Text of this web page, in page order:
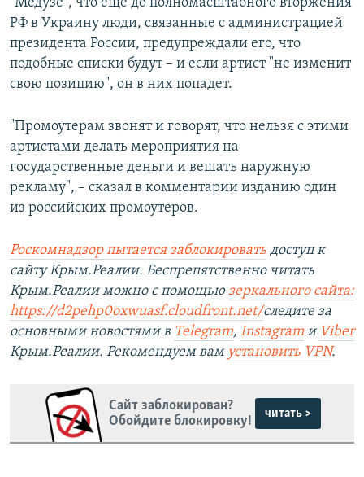
"Медузе", что еще до полномасштабного вторжения
РФ в Украину люди, связанные с администрацией
президента России, предупреждали его, что
подобные списки будут – и если артист "не изменит
свою позицию", он в них попадет.
"Промоутерам звонят и говорят, что нельзя с этими
артистами делать мероприятия на
государственные деньги и вешать наружную
рекламу", – сказал в комментарии изданию один
из российских промоутеров.
Роскомнадзор пытается заблокировать доступ к
сайту Крым.Реалии. Беспрепятственно читать
Крым.Реалии можно с помощью зеркального сайта:
https://d2pehp0oxwuasf.cloudfront.net/следите за
основными новостями в Telegram, Instagram и Viber
Крым.Реалии. Рекомендуем вам установить VPN.
Сайт заблокирован?
Обойдите блокировку!
читать >